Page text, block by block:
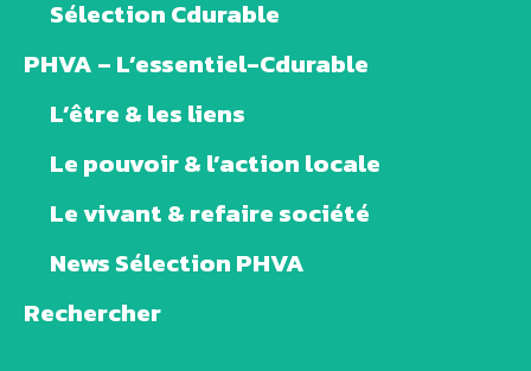
Sélection Cdurable
PHVA – L’essentiel-Cdurable
L’être & les liens
Le pouvoir & l’action locale
Le vivant & refaire société
News Sélection PHVA
Rechercher